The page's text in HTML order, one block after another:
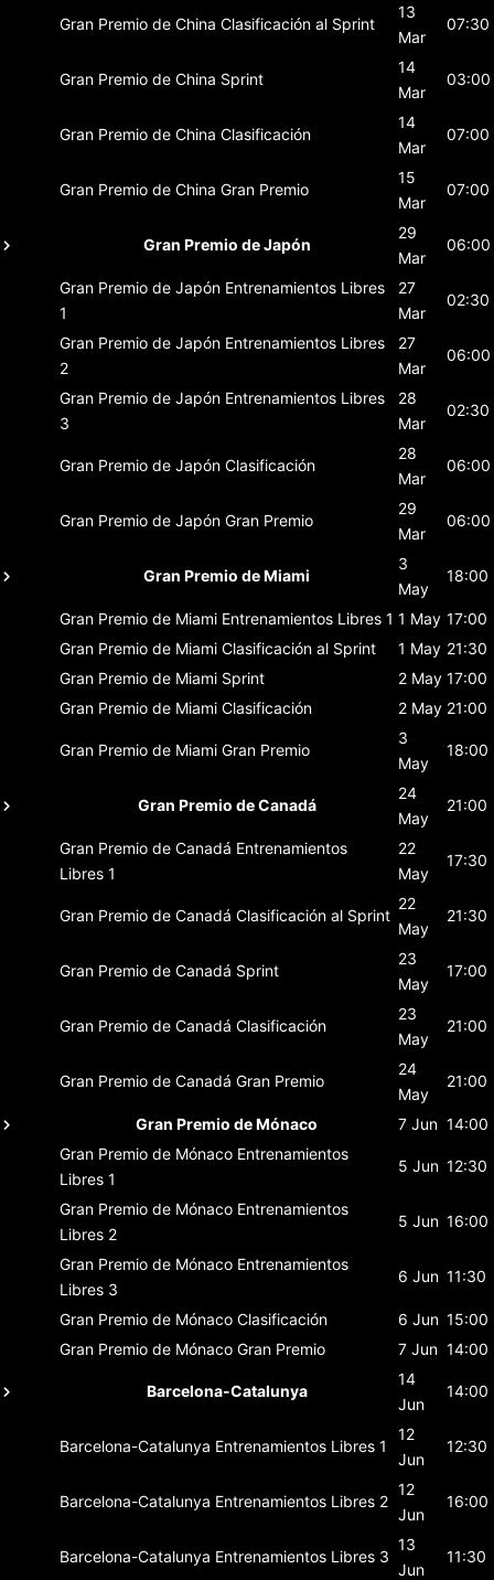
Gran Premio de China Clasificación al Sprint
13
Mar
07:30
Gran Premio de China Sprint
14
Mar
03:00
Gran Premio de China Clasificación
14
Mar
07:00
Gran Premio de China Gran Premio
15
Mar
07:00
Gran Premio de Japón
29
Mar
06:00
Gran Premio de Japón Entrenamientos Libres
1
27
Mar
02:30
Gran Premio de Japón Entrenamientos Libres
2
27
Mar
06:00
Gran Premio de Japón Entrenamientos Libres
3
28
Mar
02:30
Gran Premio de Japón Clasificación
28
Mar
06:00
Gran Premio de Japón Gran Premio
29
Mar
06:00
Gran Premio de Miami
3
May
18:00
Gran Premio de Miami Entrenamientos Libres 1 1 May 17:00
Gran Premio de Miami Clasificación al Sprint 1 May 21:30
Gran Premio de Miami Sprint 2 May 17:00
Gran Premio de Miami Clasificación 2 May 21:00
Gran Premio de Miami Gran Premio
3
May
18:00
Gran Premio de Canadá
24
May
21:00
Gran Premio de Canadá Entrenamientos
Libres 1
22
May
17:30
Gran Premio de Canadá Clasificación al Sprint
22
May
21:30
Gran Premio de Canadá Sprint
23
May
17:00
Gran Premio de Canadá Clasificación
23
May
21:00
Gran Premio de Canadá Gran Premio
24
May
21:00
Gran Premio de Mónaco 7 Jun 14:00
Gran Premio de Mónaco Entrenamientos
Libres 1
5 Jun 12:30
Gran Premio de Mónaco Entrenamientos
Libres 2
5 Jun 16:00
Gran Premio de Mónaco Entrenamientos
Libres 3
6 Jun 11:30
Gran Premio de Mónaco Clasificación 6 Jun 15:00
Gran Premio de Mónaco Gran Premio 7 Jun 14:00
Barcelona-Catalunya
14
Jun
14:00
Barcelona-Catalunya Entrenamientos Libres 1
12
Jun
12:30
Barcelona-Catalunya Entrenamientos Libres 2
12
Jun
16:00
Barcelona-Catalunya Entrenamientos Libres 3
13
Jun
11:30